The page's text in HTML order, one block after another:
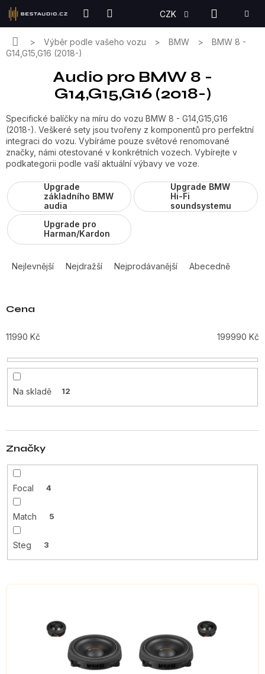
Přejít
obsah
CZK
KOŠÍK
DomůVýběr podle vašeho vozu BMW
BMW 8 -
G14,G15,G16 (2018-)
Audio pro BMW 8 -
G14,G15,G16 (2018-)
Specifické balíčky na míru do vozu BMW 8 - G14,G15,G16
(2018-). Veškeré sety jsou tvořeny z komponentů pro perfektní
integraci do vozu. Vybíráme pouze světové renomované
značky, námi otestované v konkrétních vozech. Vybírejte v
podkategorii podle vaší aktuální výbavy ve voze.
Upgrade
základního BMW
audia
Upgrade BMW
Hi-Fi
soundsystemu
Upgrade pro
Harman/Kardon
a
n
í
r
o
d
u
t
Nejlevnější Nejdražší Nejprodávanější Abecedně
Cena
11990 Kč 199990 Kč
Na skladě 12
Značky
Focal 4
Match 5
Steg 3
V